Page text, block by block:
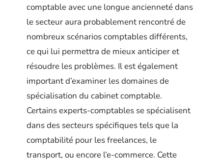
comptable avec une longue ancienneté dans
le secteur aura probablement rencontré de
nombreux scénarios comptables différents,
ce qui lui permettra de mieux anticiper et
résoudre les problèmes. Il est également
important d’examiner les domaines de
spécialisation du cabinet comptable.
Certains experts-comptables se spécialisent
dans des secteurs spécifiques tels que la
comptabilité pour les freelances, le
transport, ou encore l’e-commerce. Cette